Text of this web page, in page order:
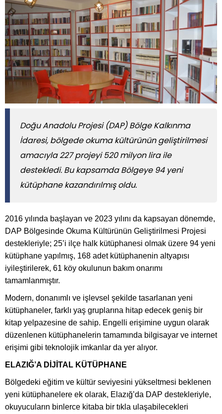
Doğu Anadolu Projesi (DAP) Bölge Kalkınma
İdaresi, bölgede okuma kültürünün geliştirilmesi
amacıyla 227 projeyi 520 milyon lira ile
destekledi. Bu kapsamda Bölgeye 94 yeni
kütüphane kazandırılmış oldu.
2016 yılında başlayan ve 2023 yılını da kapsayan dönemde,
DAP Bölgesinde Okuma Kültürünün Geliştirilmesi Projesi
destekleriyle; 25’i ilçe halk kütüphanesi olmak üzere 94 yeni
kütüphane yapılmış, 168 adet kütüphanenin altyapısı
iyileştirilerek, 61 köy okulunun bakım onarımı
tamamlanmıştır.
Modern, donanımlı ve işlevsel şekilde tasarlanan yeni
kütüphaneler, farklı yaş gruplarına hitap edecek geniş bir
kitap yelpazesine de sahip. Engelli erişimine uygun olarak
düzenlenen kütüphanelerin tamamında bilgisayar ve internet
erişimi gibi teknolojik imkanlar da yer alıyor.
ELAZIĞ’A DİJİTAL KÜTÜPHANE
Bölgedeki eğitim ve kültür seviyesini yükseltmesi beklenen
yeni kütüphanelere ek olarak, Elazığ’da DAP destekleriyle,
okuyucuların binlerce kitaba bir tıkla ulaşabilecekleri